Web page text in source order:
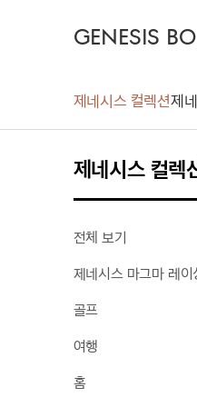
GENESIS
제네시스 컬렉션제
제네시스 컬렉
전체 보기
제네시스 마그마 레이
골프
여행
홈